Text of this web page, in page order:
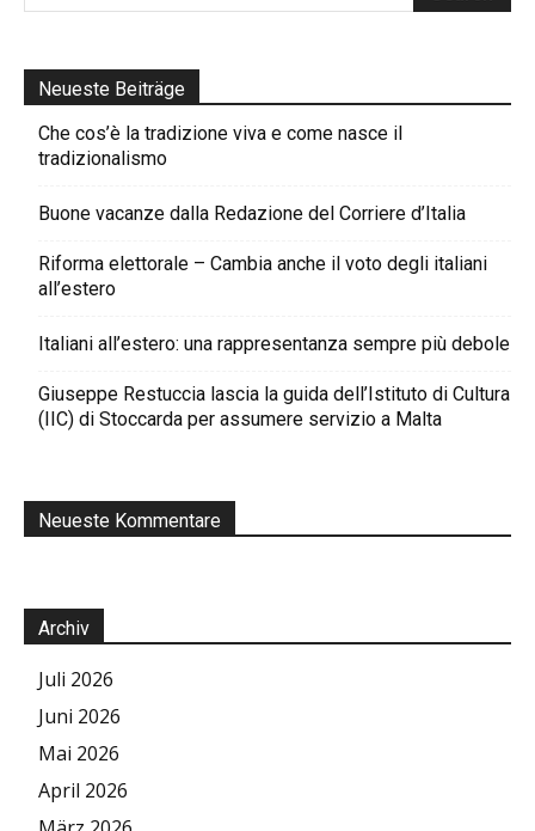
Neueste Beiträge
Che cos’è la tradizione viva e come nasce il
tradizionalismo
Buone vacanze dalla Redazione del Corriere d’Italia
Riforma elettorale – Cambia anche il voto degli italiani
all’estero
Italiani all’estero: una rappresentanza sempre più debole
Giuseppe Restuccia lascia la guida dell’Istituto di Cultura
(IIC) di Stoccarda per assumere servizio a Malta
Neueste Kommentare
Archiv
Juli 2026
Juni 2026
Mai 2026
April 2026